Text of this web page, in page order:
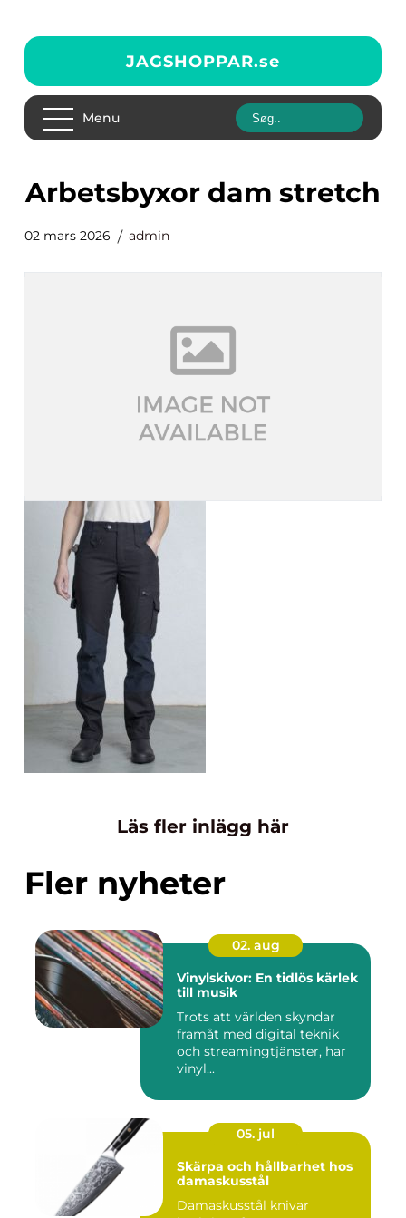
JAGSHOPPAR.se
Menu
arbetsbyxor dam stretch
02 mars 2026 admin
Läs fler inlägg här
Fler nyheter
02. aug
Vinylskivor: En tidlös kärlek
till musik
Trots att världen skyndar
framåt med digital teknik
och streamingtjänster, har
vinyl...
05. jul
Skärpa och hållbarhet hos
damaskusstål
Damaskusstål knivar